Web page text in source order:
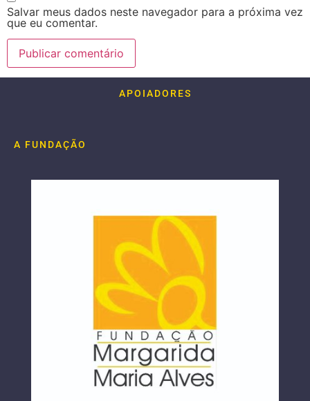
Salvar meus dados neste navegador para a próxima vez
que eu comentar.
APOIADORES
A FUNDAÇÃO